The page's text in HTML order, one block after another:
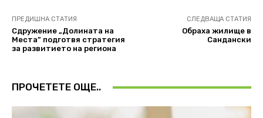
ПРЕДИШНА СТАТИЯ
Сдружение „Долината на
Места” подготвя стратегия
за развитието на региона
СЛЕДВАЩА СТАТИЯ
Обраха жилище в
Сандански
ПРОЧЕТЕТЕ ОЩЕ..